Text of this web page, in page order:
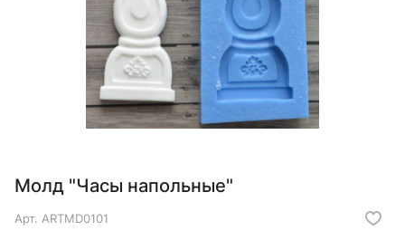
Молд "Часы напольные"
Арт. ARTMD0101